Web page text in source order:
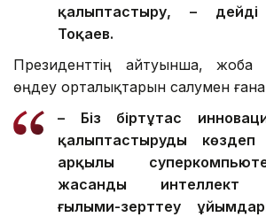
қалыптастыру, – дейді
Тоқаев.
Президенттің айтуынша, жоба
өңдеу орталықтарын салумен
– Біз біртұтас
қалыптастыруды
арқылы
жасанды интеллект
ғылыми-зерттеу